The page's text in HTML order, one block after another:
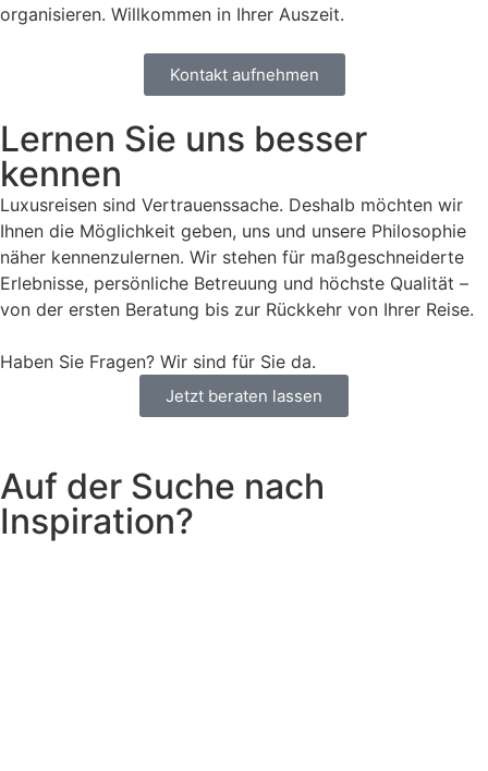
organisieren. Willkommen in Ihrer Auszeit.
Kontakt aufnehmen
Lernen Sie uns besser
kennen
Luxusreisen sind Vertrauenssache. Deshalb möchten wir
Ihnen die Möglichkeit geben, uns und unsere Philosophie
näher kennenzulernen. Wir stehen für maßgeschneiderte
Erlebnisse, persönliche Betreuung und höchste Qualität –
von der ersten Beratung bis zur Rückkehr von Ihrer Reise.
Haben Sie Fragen? Wir sind für Sie da.
Jetzt beraten lassen
Auf der Suche nach
Inspiration?